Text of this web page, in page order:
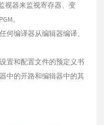
视器来监视寄存器、变
。
何编译器从编辑器编译、
置和配置文件的预定义书
中的开路和编辑器中的其